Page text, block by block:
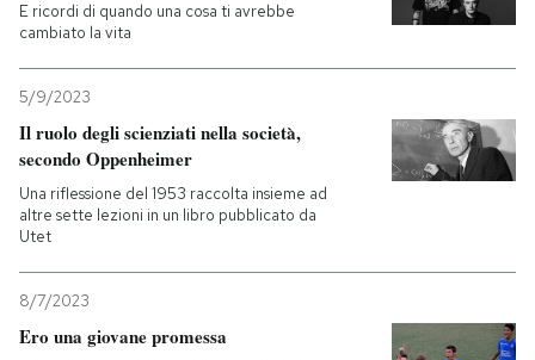
E ricordi di quando una cosa ti avrebbe
cambiato la vita
5/9/2023
Il ruolo degli scienziati nella società,
secondo Oppenheimer
Una riflessione del 1953 raccolta insieme ad
altre sette lezioni in un libro pubblicato da
Utet
8/7/2023
Ero una giovane promessa